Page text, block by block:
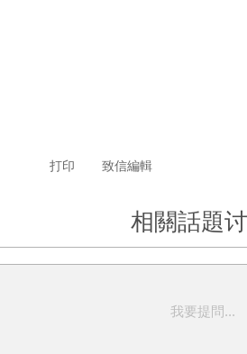
致信編輯
打印
相關話題
我要提問...